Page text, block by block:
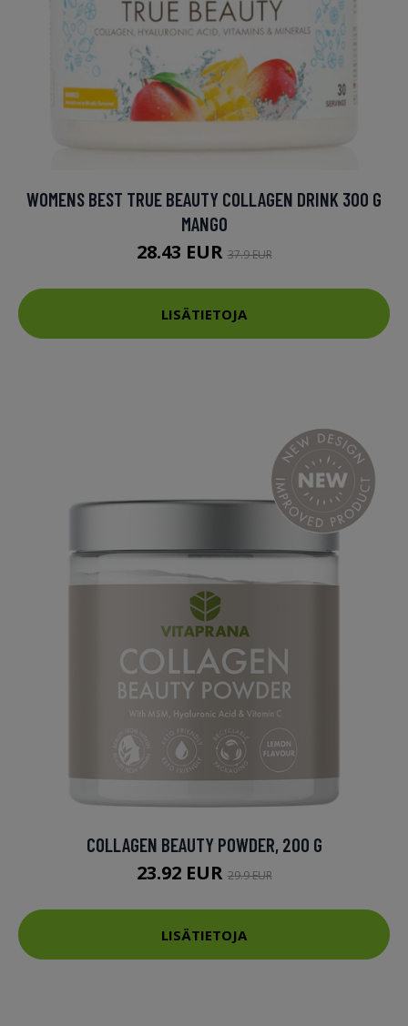
WOMENS BEST TRUE BEAUTY COLLAGEN DRINK 300 G
MANGO
28.43 EUR37.9 EUR
LISÄTIETOJA
COLLAGEN BEAUTY POWDER, 200 G
23.92 EUR29.9 EUR
LISÄTIETOJA